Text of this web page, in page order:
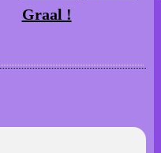
Graal !